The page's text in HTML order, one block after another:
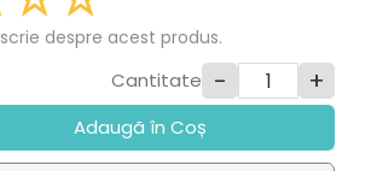
despre acest produs.
Cantitate - +
Adaugã în Coș